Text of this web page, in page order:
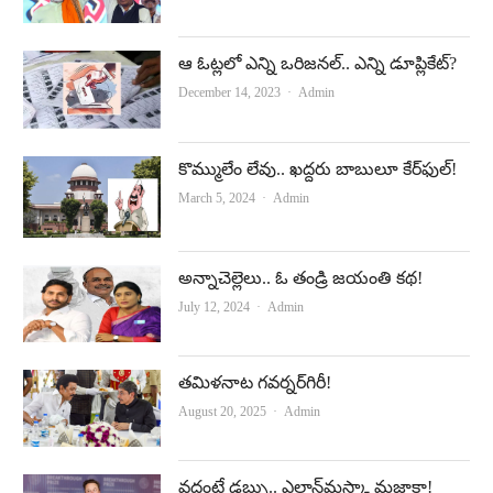
ఆ ఓట్ల‌లో ఎన్ని ఒరిజ‌న‌ల్‌.. ఎన్ని డూప్లికేట్‌?
December 14, 2023 Author
Admin
కొమ్ములేం లేవు.. ఖ‌ద్ద‌రు బాబులూ కేర్‌ఫుల్‌!
March 5, 2024 Author
Admin
అన్నాచెల్లెలు.. ఓ తండ్రి జయంతి కథ!
July 12, 2024 Author
Admin
తమిళనాట గవర్నర్‌గిరీ!
August 20, 2025 Author
Admin
వద్దంటే డబ్బు.. ఎలాన్‌మస్కా మజాకా!